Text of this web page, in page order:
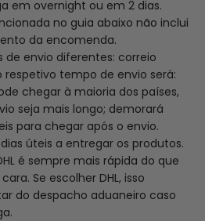
em overnight ou em 2 dias.
no guia abaixo não inclui
da encomenda.
envio diferentes: correio
respetivo tempo de envio será:
chegar à maioria dos países,
seja mais longo; demorará
para chegar após o envio.
dias úteis a entregar os produtos.
é sempre mais rápida do que
Se escolher DHL, isso
do despacho aduaneiro caso